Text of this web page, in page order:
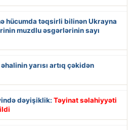
hücumda təqsirli bilinən Ukrayna
muzdlu əsgərlərinin sayı
yarısı artıq çəkidən
dəyişiklik: Təyinat səlahiyyəti